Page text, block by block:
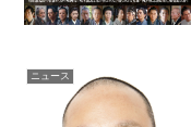
ニュース